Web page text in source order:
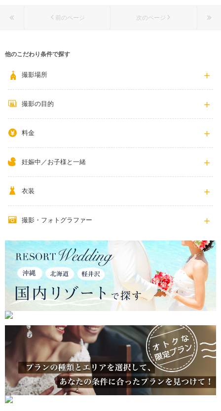
前のページ 次のページ
他のこだわり条件で探す
撮影場所
撮影の目的
料金
妊娠中／お子様と一緒
衣装
撮影・フォトグラファー